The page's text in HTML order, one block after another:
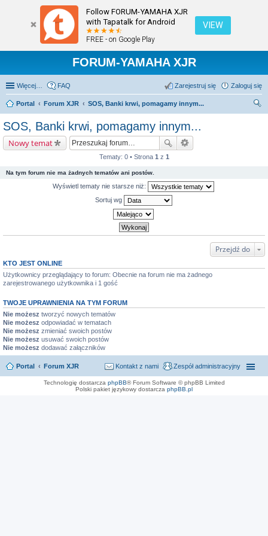
Follow FORUM-YAMAHA XJR
with Tapatalk for Android
FREE - on Google Play
VIEW
FORUM-YAMAHA XJR
Więcej… FAQ Zaloguj się
Zarejestruj się
Portal Forum XJR
SOS, Banki krwi, pomagamy innym...
SOS, Banki krwi, pomagamy innym...
Nowy temat
Tematy: 0 • Strona 1 z 1
Na tym forum nie ma żadnych tematów ani postów.
Wyświetl tematy nie starsze niż:
Sortuj wg
Przejdź do
KTO JEST ONLINE
Użytkownicy przeglądający to forum: Obecnie na forum nie ma żadnego
zarejestrowanego użytkownika i 1 gość
TWOJE UPRAWNIENIA NA TYM FORUM
Nie możesz tworzyć nowych tematów
Nie możesz odpowiadać w tematach
Nie możesz zmieniać swoich postów
Nie możesz usuwać swoich postów
Nie możesz dodawać załączników
Portal Forum XJR Zespół administracyjny
Kontakt z nami
Technologię dostarcza phpBB® Forum Software © phpBB Limited
Polski pakiet językowy dostarcza phpBB.pl